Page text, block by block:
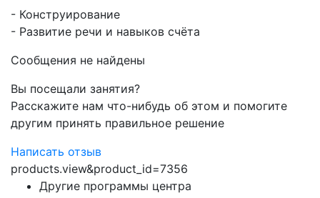
- Конструирование
- Развитие речи и навыков счёта
Сообщения не найдены
Вы посещали занятия?
Расскажите нам что-нибудь об этом и помогите
другим принять правильное решение
Написать отзыв
products.view&product_id=7356
Другие программы центра